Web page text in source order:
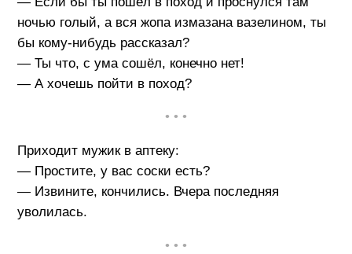
ночью голый, а вся жопа измазана вазелином, ты
бы кому-нибудь рассказал?
— Ты что, с ума сошёл, конечно нет!
— А хочешь пойти в поход?
• • •
Приходит мужик в аптеку:
— Простите, у вас соски есть?
— Извините, кончились. Вчера последняя
уволилась.
• • •